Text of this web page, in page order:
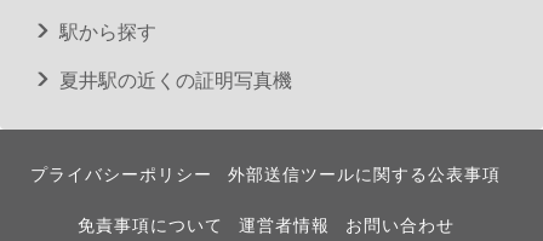
駅から探す
夏井駅の近くの証明写真機
プライバシーポリシー 外部送信ツールに関する公表事項
免責事項について 運営者情報 お問い合わせ